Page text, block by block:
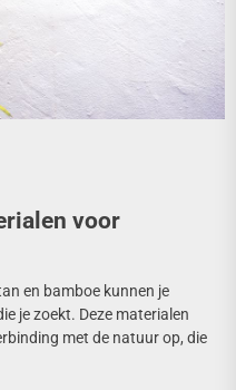
voor
en bamboe kunnen je
je zoekt. Deze materialen
met de natuur op, die